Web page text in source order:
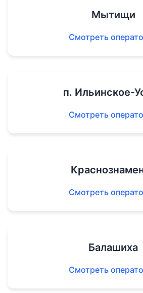
Мытищи
Смотреть
п. Ильинское-
Смотреть
Смотреть
Балашиха
Смотреть